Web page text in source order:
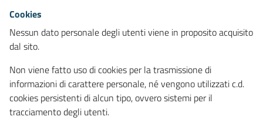
Cookies
Nessun dato personale degli utenti viene in proposito acquisito
dal sito.
Non viene fatto uso di cookies per la trasmissione di
informazioni di carattere personale, né vengono utilizzati c.d.
cookies persistenti di alcun tipo, ovvero sistemi per il
tracciamento degli utenti.